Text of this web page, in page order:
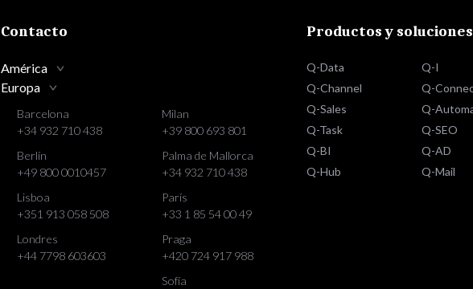
Contacto
América
Europa
Barcelona
+34 932 710 438
Berlín
+49 800 0010457
Lisboa
+351 913 058 508
Londres
+44 7798 603603
Milan
+39 800 693 801
Palma de Mallorca
+34 932 710 438
París
+33 1 85 54 00 49
Praga
+420 724 917 988
Sofía
Productos y soluciones
Q-Data
Q-Channel
Q-Sales
Q-Task
Q-BI
Q-Hub
Q-I
Q-
Q-
Q-SEO
Q-AD
Q-Mail